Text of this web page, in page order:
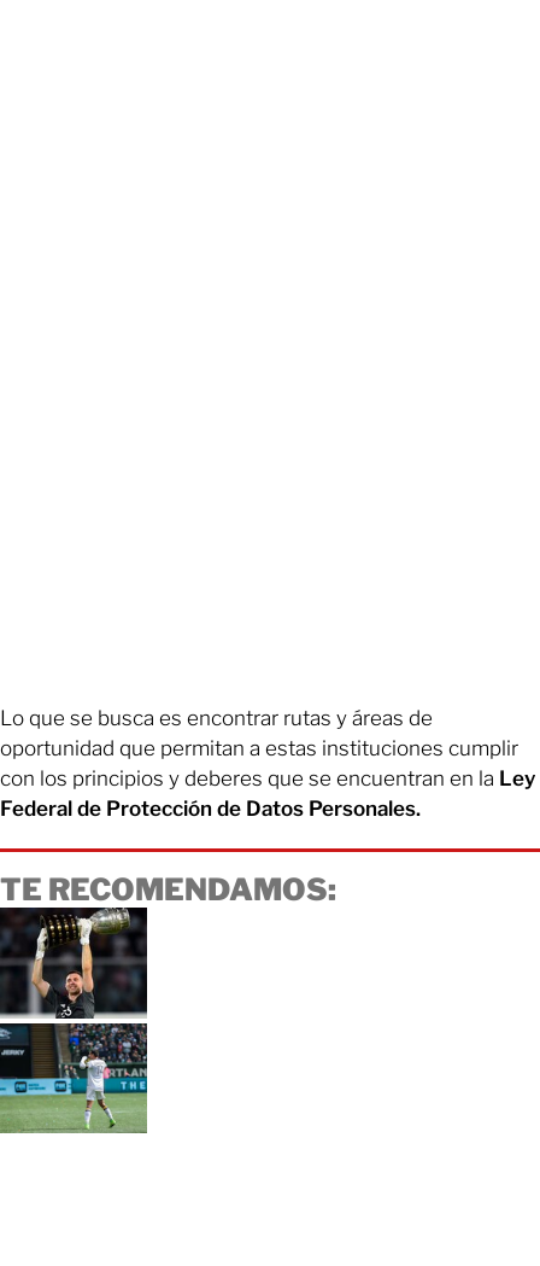
Lo que se busca es encontrar rutas y áreas de
oportunidad que permitan a estas instituciones cumplir
con los principios y deberes que se encuentran en la Ley
Federal de Protección de Datos Personales.
TE RECOMENDAMOS: